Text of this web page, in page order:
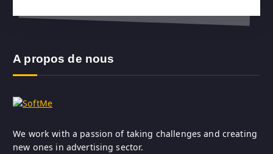
A propos de nous
We work with a passion of taking challenges and creating
new ones in advertising sector.